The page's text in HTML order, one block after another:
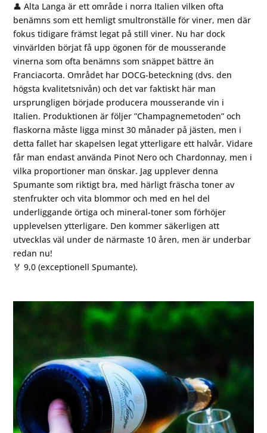
👤 Alta Langa är ett område i norra Italien vilken ofta
benämns som ett hemligt smultronställe för viner, men där
fokus tidigare främst legat på still viner. Nu har dock
vinvärlden börjat få upp ögonen för de mousserande
vinerna som ofta benämns som snäppet bättre än
Franciacorta. Området har DOCG-beteckning (dvs. den
högsta kvalitetsnivån) och det var faktiskt här man
ursprungligen började producera mousserande vin i
Italien. Produktionen är följer ”Champagnemetoden” och
flaskorna måste ligga minst 30 månader på jästen, men i
detta fallet har skapelsen legat ytterligare ett halvår. Vidare
får man endast använda Pinot Nero och Chardonnay, men i
vilka proportioner man önskar. Jag upplever denna
Spumante som riktigt bra, med härligt fräscha toner av
stenfrukter och vita blommor och med en hel del
underliggande örtiga och mineral-toner som förhöjer
upplevelsen ytterligare. Den kommer säkerligen att
utvecklas väl under de närmaste 10 åren, men är underbar
redan nu!
🏅 9,0 (exceptionell Spumante).